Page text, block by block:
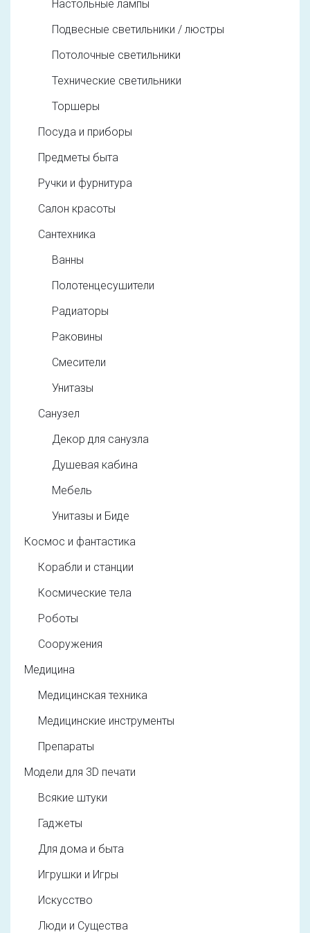
Настольные лампы
Подвесные светильники / люстры
Потолочные светильники
Технические светильники
Торшеры
Посуда и приборы
Предметы быта
Ручки и фурнитура
Салон красоты
Сантехника
Ванны
Полотенцесушители
Радиаторы
Раковины
Смесители
Унитазы
Санузел
Декор для санузла
Душевая кабина
Мебель
Унитазы и Биде
Космос и фантастика
Корабли и станции
Космические тела
Роботы
Сооружения
Медицина
Медицинская техника
Медицинские инструменты
Препараты
Модели для 3D печати
Всякие штуки
Гаджеты
Для дома и быта
Игрушки и Игры
Искусство
Люди и Существа